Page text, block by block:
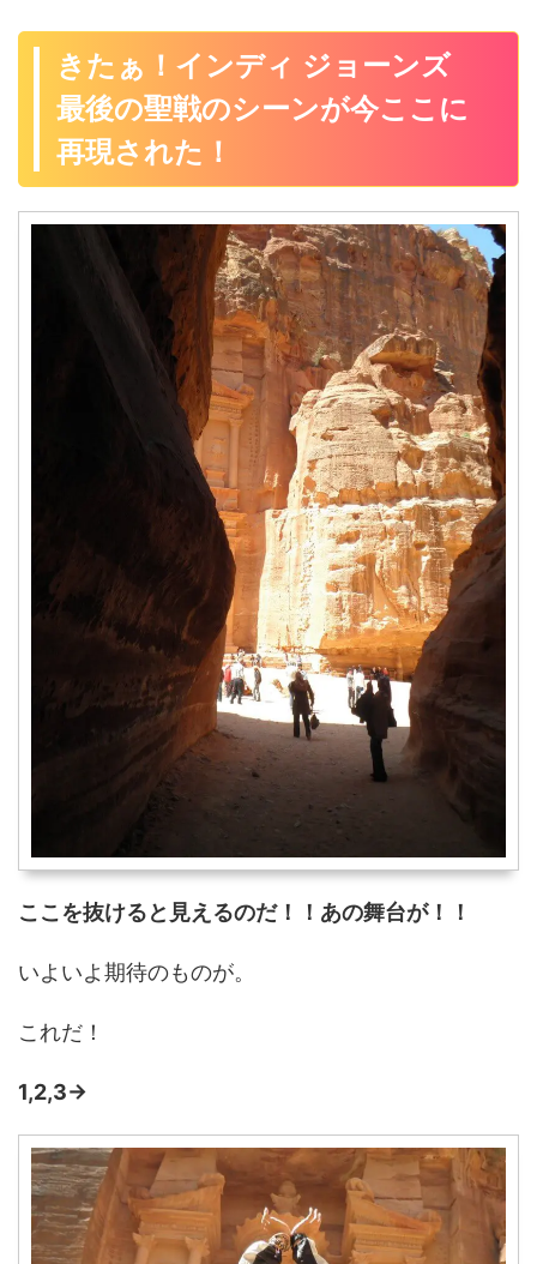
きたぁ！インディ ジョーンズ
最後の聖戦のシーンが今ここに
再現された！
ここを抜けると見えるのだ！！あの舞台が！！
いよいよ期待のものが。
これだ！
1,2,3→